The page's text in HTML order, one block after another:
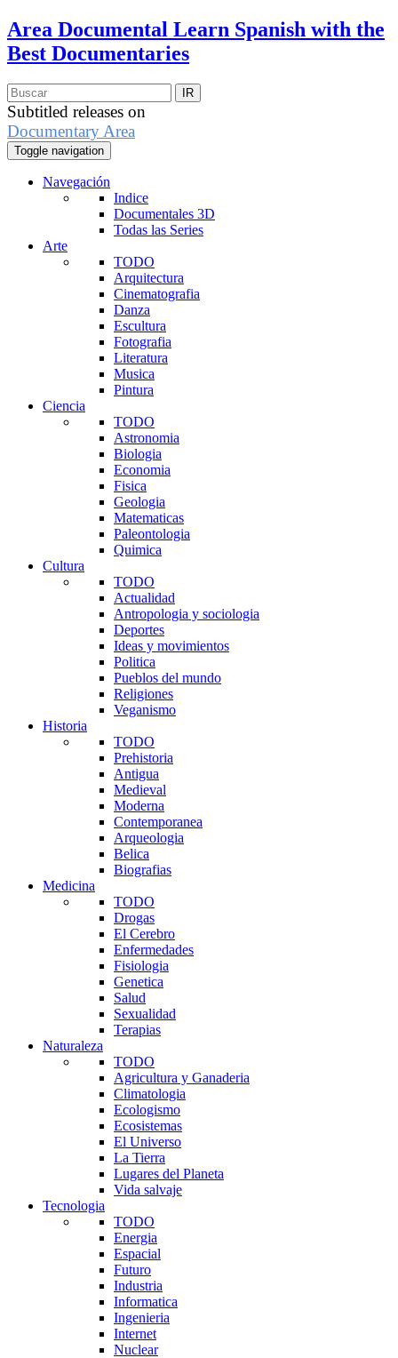
Area Documental Learn Spanish with the
Best Documentaries
Subtitled releases on
Documentary Area
Toggle navigation
Navegación
Indice
Documentales 3D
Todas las Series
Arte
TODO
Arquitectura
Cinematografia
Danza
Escultura
Fotografia
Literatura
Musica
Pintura
Ciencia
TODO
Astronomia
Biologia
Economia
Fisica
Geologia
Matematicas
Paleontologia
Quimica
Cultura
TODO
Actualidad
Antropologia y sociologia
Deportes
Ideas y movimientos
Politica
Pueblos del mundo
Religiones
Veganismo
Historia
TODO
Prehistoria
Antigua
Medieval
Moderna
Contemporanea
Arqueologia
Belica
Biografias
Medicina
TODO
Drogas
El Cerebro
Enfermedades
Fisiologia
Genetica
Salud
Sexualidad
Terapias
Naturaleza
TODO
Agricultura y Ganaderia
Climatologia
Ecologismo
Ecosistemas
El Universo
La Tierra
Lugares del Planeta
Vida salvaje
Tecnologia
TODO
Energia
Espacial
Futuro
Industria
Informatica
Ingenieria
Internet
Nuclear